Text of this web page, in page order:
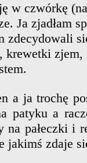
w czwórkę
Ja zjadłam
zdecydowali
krewetki
a ja trochę
patyku a
na pałeczki i
jakimś zdaje